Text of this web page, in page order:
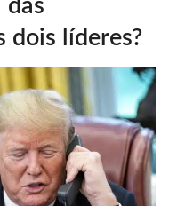
das
dois líderes?